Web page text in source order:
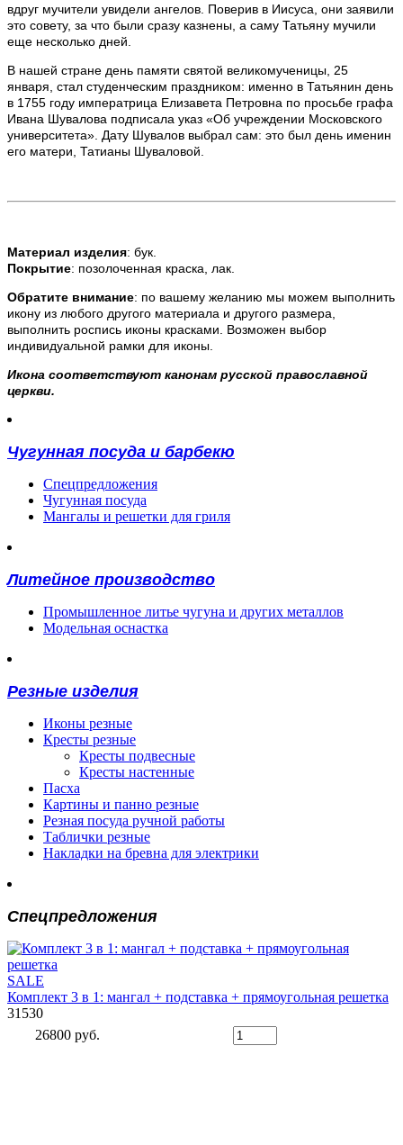
вдруг мучители увидели ангелов. Поверив в Иисуса, они заявили
это совету, за что были сразу казнены, а саму Татьяну мучили
еще несколько дней.
В нашей стране день памяти святой великомученицы, 25
января, стал студенческим праздником: именно в Татьянин день
в 1755 году императрица Елизавета Петровна по просьбе графа
Ивана Шувалова подписала указ «Об учреждении Московского
университета». Дату Шувалов выбрал сам: это был день именин
его матери, Татианы Шуваловой.
Материал изделия: бук.
Покрытие: позолоченная краска, лак.
Обратите внимание: по вашему желанию мы можем выполнить
икону из любого другого материала и другого размера,
выполнить роспись иконы красками. Возможен выбор
индивидуальной рамки для иконы.
Икона соответствуют канонам русской православной
церкви.
Чугунная посуда и барбекю
Спецпредложения
Чугунная посуда
Мангалы и решетки для гриля
Литейное производство
Промышленное литье чугуна и других металлов
Модельная оснастка
Резные изделия
Иконы резные
Кресты резные
Кресты подвесные
Кресты настенные
Пасха
Картины и панно резные
Резная посуда ручной работы
Таблички резные
Накладки на бревна для электрики
Спецпредложения
SALE
Комплект 3 в 1: мангал + подставка + прямоугольная решетка
31530
26800 руб.